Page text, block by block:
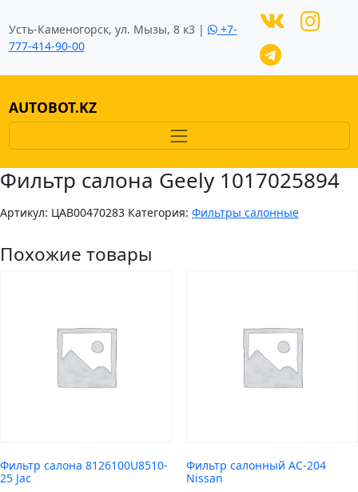
Усть-Каменогорск, ул. Мызы, 8 к3 |
+7-
777-414-90-00
AUTOBOT.KZ
Фильтр салона Geely 1017025894
Артикул: ЦAB00470283 Категория: Фильтры салонные
Похожие товары
Фильтр салона 8126100U8510-
25 Jac
Фильтр салонный AC-204
Nissan